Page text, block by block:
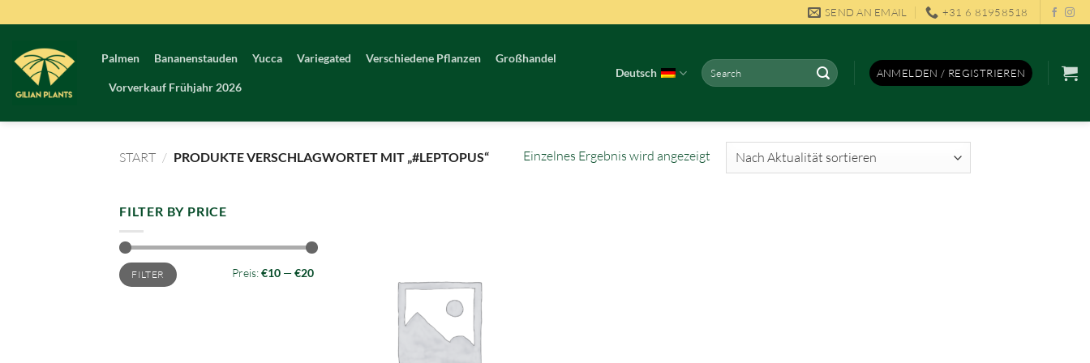
Inhalt
springen
SEND AN EMAIL +31 6 81958518
Palmen Bananenstauden Yucca Variegated Verschiedene Pflanzen Großhandel
Vorverkauf Frühjahr 2026
Deutsch
Suchen
nach:
ANMELDEN / REGISTRIEREN
START / PRODUKTE VERSCHLAGWORTET MIT „#LEPTOPUS“ Einzelnes Ergebnis wird angezeigt
FILTER BY PRICE
Min.
Preis
Max.
PreisFILTER Preis:€10 —€20